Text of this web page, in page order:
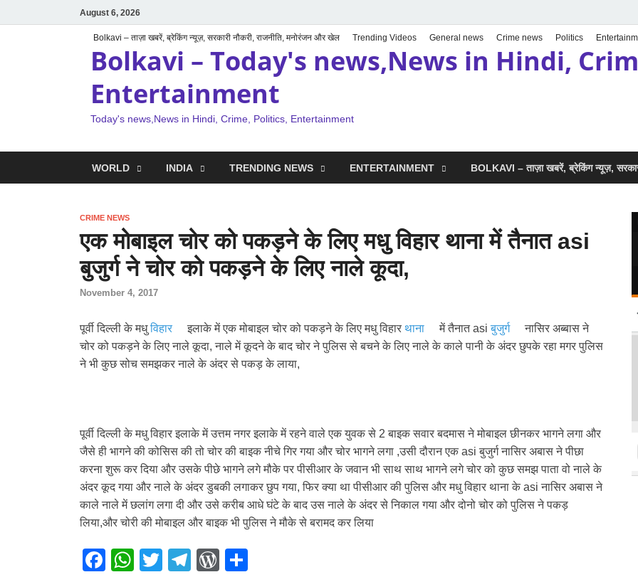
August 6, 2026
Bolkavi – ताज़ा खबरें, ब्रेकिंग न्यूज़, सरकारी नौकरी, राजनीति, मनोरंजन और खेल Trending Videos General news Crime news Politics
Bolkavi – Today's news,News in Hindi,
Entertainment
Today's news,News in Hindi, Crime, Politics, Entertainment
WORLD INDIA TRENDING NEWS ENTERTAINMENT BOLKAVI – ताज़ा खबरें, ब्रेकिंग न्यूज़,
CRIME NEWS
एक मोबाइल चोर को पकड़ने के लिए मधु विहार थाना में तैनात asi
बुजुर्ग ने चोर को पकड़ने के लिए नाले कूदा,
November 4, 2017
पूर्वी दिल्ली के मधुविहार इलाके में एक मोबाइल चोर को पकड़ने के लिए मधु विहार थाना में तैनात asiबुजुर्ग
नासिर अब्बास ने
चोर को पकड़ने के लिए नाले कूदा, नाले में कूदने के बाद चोर ने पुलिस से बचने के लिए नाले के काले पानी के अंदर छुपके रहा मगर पुलिस
ने भी कुछ सोच समझकर नाले के अंदर से पकड़ के लाया,
पूर्वी दिल्ली के मधु विहार इलाके में उत्तम नगर इलाके में रहने वाले एक युवक से 2 बाइक सवार बदमास ने मोबाइल छीनकर भागने लगा और
जैसे ही भागने की कोसिस की तो चोर की बाइक नीचे गिर गया और चोर भागने लगा ,उसी दौरान एक asi बुजुर्ग नासिर अबास ने पीछा
करना शुरू कर दिया और उसके पीछे भागने लगे मौके पर पीसीआर के जवान भी साथ साथ भागने लगे चोर को कुछ समझ पाता वो नाले के
अंदर कूद गया और नाले के अंदर डुबकी लगाकर छुप गया, फिर क्या था पीसीआर की पुलिस और मधु विहार थाना के asi नासिर अबास ने
काले नाले में छलांग लगा दी और उसे करीब आधे घंटे के बाद उस नाले के अंदर से निकाल गया और दोनो चोर को पुलिस ने पकड़
लिया,और चोरी की मोबाइल और बाइक भी पुलिस ने मौके से बरामद कर लिया
F
W
T
T
W